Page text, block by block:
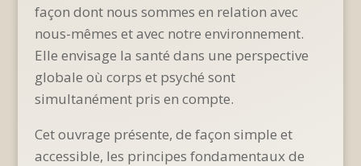
façon dont nous sommes en relation avec
nous-mêmes et avec notre environnement.
Elle envisage la santé dans une perspective
globale où corps et psyché sont
simultanément pris en compte.
Cet ouvrage présente, de façon simple et
accessible, les principes fondamentaux de